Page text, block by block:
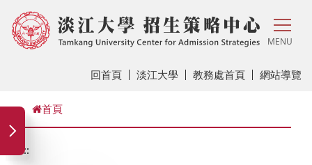
MENU
回首頁 淡江大學 教務處首頁 網站導覽
首頁
:::